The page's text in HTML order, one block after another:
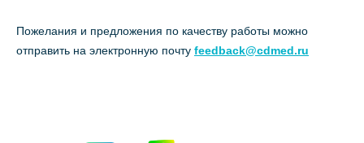
Пожелания и предложения по качеству работы можно
отправить на электронную почту feedback@cdmed.ru